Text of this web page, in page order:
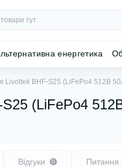
енергетика
Livoltek BHF-S25 (LiFePo4 512В
(LiFePo4
Відгуки 0 Питання